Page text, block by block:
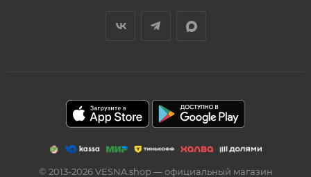
© 2013-2026 VESNA.shop — официальный магазин